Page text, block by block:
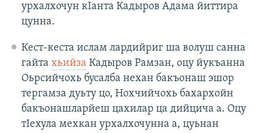
урхалхочун кIанта Кадыров Адама йиттира
цунна.
Кест-кеста ислам лардийриг ша волуш санна
гайта хьийза Кадыров Рамзан, оцу йукъанна
Оьрсийчохь бусалба нехан бакъонаш эшор
тергамза дуьту цо, Нохчийчохь бахархойн
бакъонашларйеш цахилар ца дийцича а. Оцу
тIехула мехкан урхалхочунна а, цуьнан